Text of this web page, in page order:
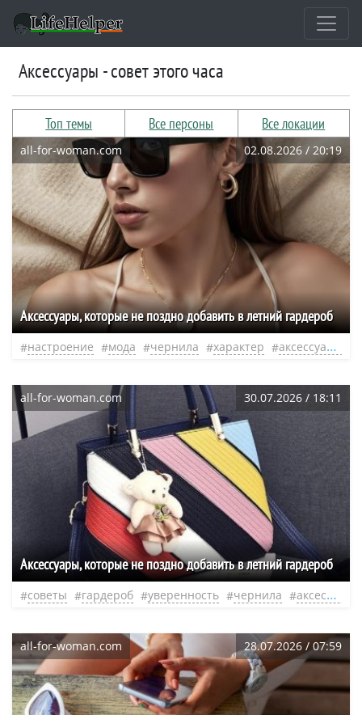
аксессуары - совет этого часа
Топ темы Все персоны Все локации
all-for-woman.com 02.08.2026 / 20:19
Аксессуары, которые не поздно добавить в летний гардероб
настроение мода чернила характер аксессуары
all-for-woman.com 30.07.2026 / 18:11
Аксессуары, которые не поздно добавить в летний гардероб
советы гардероб уверенность чернила аксессуары
all-for-woman.com 28.07.2026 / 07:59